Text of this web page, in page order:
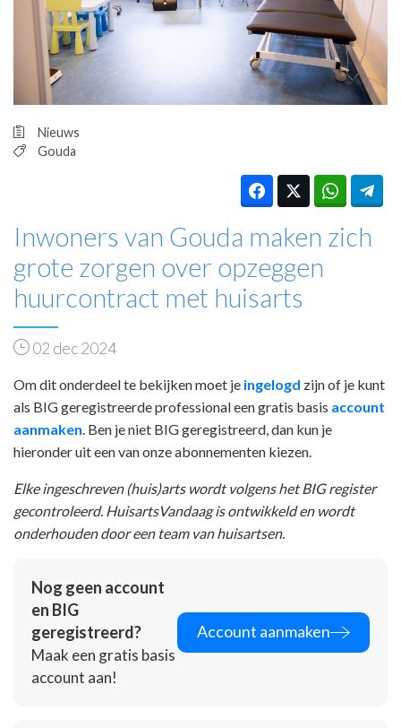
PRAKTIJKZAKEN
VPHUISARTSEN
MEDISCHE VAKHANDEL
Nieuws
Gouda
Inwoners van Gouda maken zich
grote zorgen over opzeggen
huurcontract met huisarts
02 dec 2024
Om dit onderdeel te bekijken moet je ingelogd zijn of je kunt
als BIG geregistreerde professional een gratis basis account
aanmaken. Ben je niet BIG geregistreerd, dan kun je
hieronder uit een van onze abonnementen kiezen.
Elke ingeschreven (huis)arts wordt volgens het BIG register
gecontroleerd. HuisartsVandaag is ontwikkeld en wordt
onderhouden door een team van huisartsen.
Nog geen account
en BIG
geregistreerd?
Maak een gratis basis
account aan!
Account aanmaken